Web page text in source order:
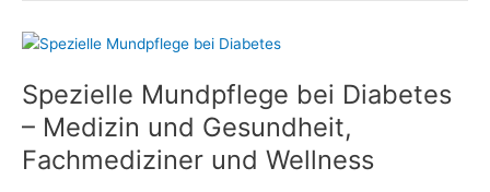
und
für
Mitglieder
des
Deutschen
Spezielle Mundpflege bei Diabetes
– Medizin und Gesundheit,
Fachmediziner und Wellness